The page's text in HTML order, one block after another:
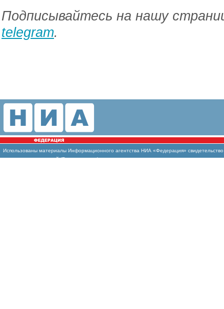
Подписывайтесь на нашу
telegram.
Использованы материалы Информационного агентства НИА «Федерация»
массовых коммуникаций (Роскомнадзор)